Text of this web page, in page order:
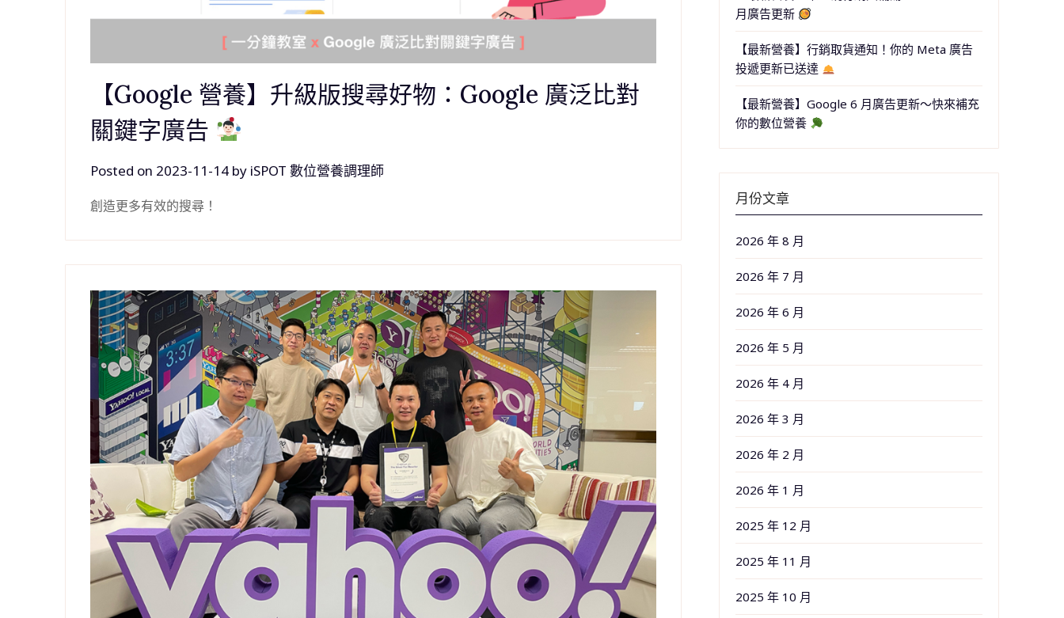
【Google 營養】升級版搜尋好物：Google 廣泛比對
關鍵字廣告
Posted on 2023-11-14 by iSPOT 數位營養調理師
創造更多有效的搜尋！
月廣告更新
【最新營養】行銷取貨通知！你的 Meta 廣告
投遞更新已送達
【最新營養】Google 6 月廣告更新～快來補充
你的數位營養
月份文章
2026 年 8 月
2026 年 7 月
2026 年 6 月
2026 年 5 月
2026 年 4 月
2026 年 3 月
2026 年 2 月
2026 年 1 月
2025 年 12 月
2025 年 11 月
2025 年 10 月